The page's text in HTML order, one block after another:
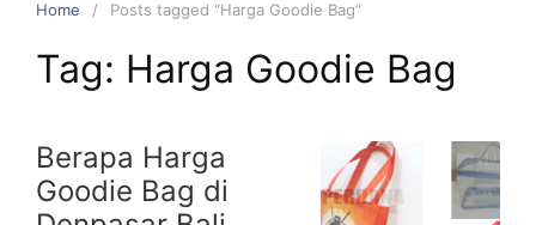
Home Posts tagged “Harga Goodie Bag”
Tag: Harga Goodie Bag
Berapa Harga
Goodie Bag di